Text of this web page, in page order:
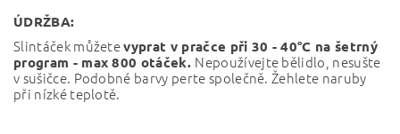
ÚDRŽBA:
Slintáček můžetevyprat v pračce při 30 - 40°C na šetrný
program - max 800 otáček. Nepoužívejte bělidlo, nesušte
v sušičce. Podobné barvy perte společně. Žehlete naruby
při nízké teplotě.